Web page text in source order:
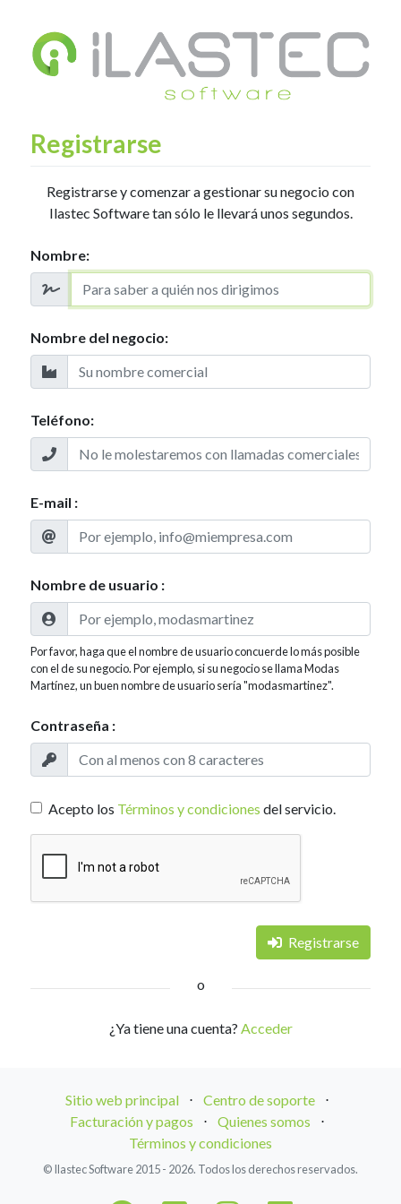
Registrarse
Registrarse y comenzar a gestionar su negocio con
Ilastec Software tan sólo le llevará unos segundos.
Nombre:
Nombre del negocio:
Teléfono:
E-mail :
Nombre de usuario :
Por favor, haga que el nombre de usuario concuerde lo más posible
con el de su negocio. Por ejemplo, si su negocio se llama Modas
Martínez, un buen nombre de usuario sería "modasmartinez".
Contraseña :
Acepto los Términos y condiciones del servicio.
Registrarse
o
¿Ya tiene una cuenta? Acceder
Sitio web principal ⋅ Centro de soporte
⋅
Facturación y pagos
⋅ Quienes somos
⋅
Términos y condiciones
© Ilastec Software 2015 - 2026. Todos los derechos reservados.